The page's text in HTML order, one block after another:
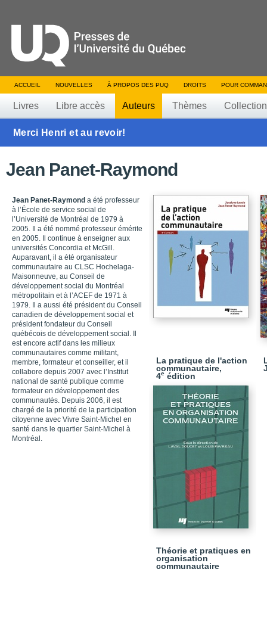
ACCUEIL NOUVELLES À PROPOS DES PUQ DROITS POUR
Livres Libre accès Auteurs Thèmes
Merci Henri et au revoir!
Jean Panet-Raymond
Jean Panet-Raymond a été professeur
à l’École de service social de
l’Université de Montréal de 1979 à
2005. Il a été nommé professeur émérite
en 2005. Il continue à enseigner aux
universités Concordia et McGill.
Auparavant, il a été organisateur
communautaire au CLSC Hochelaga-
Maisonneuve, au Conseil de
développement social du Montréal
métropolitain et à l’ACEF de 1971 à
1979. Il a aussi été président du Conseil
canadien de développement social et
président fondateur du Conseil
québécois de développement social. Il
est encore actif dans les milieux
communautaires comme militant,
membre, formateur et conseiller, et il
collabore depuis 2007 avec l’Institut
national de santé publique comme
formateur en développement des
communautés. Depuis 2006, il est
chargé de la priorité de la participation
citoyenne avec Vivre Saint-Michel en
santé dans le quartier Saint-Michel à
Montréal.
La pratique de l'action
communautaire,
4e édition
Théorie et pratiques en
organisation
communautaire